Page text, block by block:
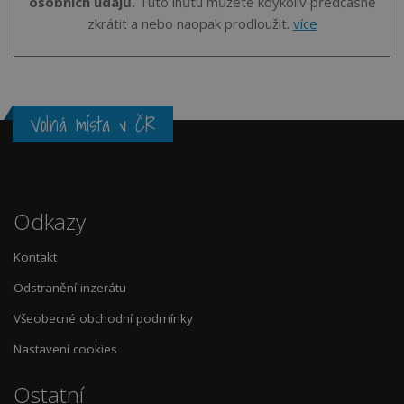
zkrátit a nebo naopak prodloužit. více
Volná místa v ČR
Odkazy
Kontakt
Odstranění inzerátu
Všeobecné obchodní podmínky
Nastavení cookies
Ostatní